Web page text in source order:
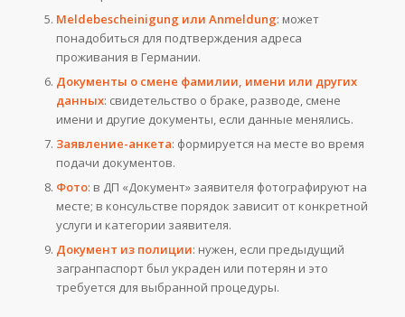
Meldebescheinigung или Anmeldung: может
понадобиться для подтверждения адреса
проживания в Германии.
Документы о смене фамилии, имени или других
данных: свидетельство о браке, разводе, смене
имени и другие документы, если данные менялись.
Заявление-анкета: формируется на месте во время
подачи документов.
Фото: в ДП «Документ» заявителя фотографируют на
месте; в консульстве порядок зависит от конкретной
услуги и категории заявителя.
Документ из полиции: нужен, если предыдущий
загранпаспорт был украден или потерян и это
требуется для выбранной процедуры.